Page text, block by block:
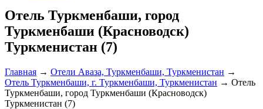
Отель Туркменбаши, город
Туркменбаши (Красноводск)
Туркменистан (7)
Главная → Отели Аваза, Туркменбаши, Туркменистан →
Отель Туркменбаши, г. Туркменбаши, Туркменистан → Отель
Туркменбаши, город Туркменбаши (Красноводск)
Туркменистан (7)